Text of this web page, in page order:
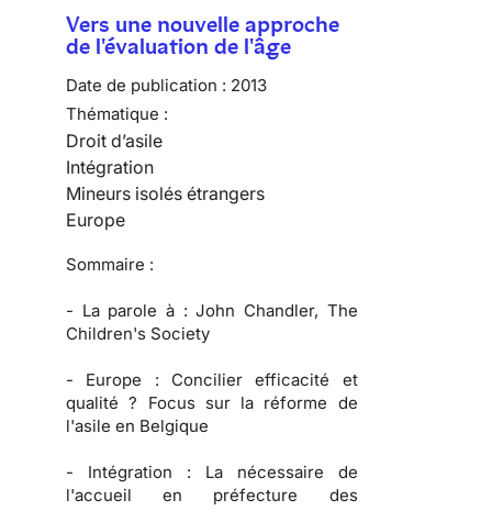
Vers une nouvelle approche
de l'évaluation de l'âge
Date de publication : 2013
Thématique :
Droit d’asile
Intégration
Mineurs isolés étrangers
Europe
Sommaire :
- La parole à : John Chandler, The
Children's Society
- Europe : Concilier efficacité et
qualité ? Focus sur la réforme de
l'asile en Belgique
- Intégration : La nécessaire de
l'accueil en préfecture des